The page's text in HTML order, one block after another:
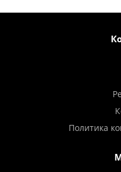
Политика